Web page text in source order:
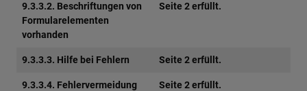
9.3.3.2. Beschriftungen von
Formularelementen
vorhanden
Seite 2 erfüllt.
9.3.3.3. Hilfe bei Fehlern Seite 2 erfüllt.
9.3.3.4. Fehlervermeidung
Seite 2 erfüllt.